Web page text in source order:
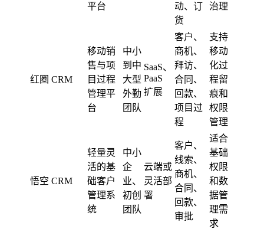
平台
动、订
货
治理
红圈 CRM
移动销
售与项
目过程
管理平
台
中小
到中
大型
外勤
团队
SaaS、
PaaS
扩展
客户、
商机、
拜访、
合同、
回款、
项目过
程
支持
移动
化过
程留
痕和
权限
管理
悟空 CRM
轻量灵
活的基
础客户
管理系
统
中小
企
业、
初创
团队
云端或
灵活部
署
客户、
线索、
商机、
合同、
回款、
审批
适合
基础
权限
和数
据管
理需
求